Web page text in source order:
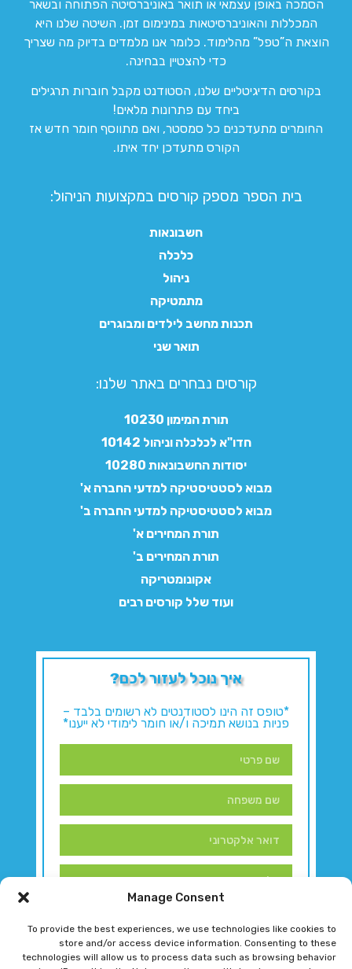
Manage Consent
To provide the best experiences, we use technologies like cookies to
store and/or access device information. Consenting to these
technologies will allow us to process data such as browsing behavior
הסמכה באופן עצמאי או תואר באוניברסיטה הפתוחה ובשאר
המכללות והאוניברסיטאות במינימום זמן. השיטה שלנו היא
הוצאת ה”טפל” מהלימוד. כלומר אנו מלמדים בדיוק מה שצריך
כדי להצטיין בבחינה.
בקורסים הדיגיטליים שלנו, הסטודנט מקבל חוברות תרגילים
ביחד עם פתרונות מלאים!
החומרים מתעדכנים כל סמסטר, ואם מתווסף חומר חדש אז
הקורס מתעדכן יחד איתו.
בית הספר מספק קורסים במקצועות הניהול:
חשבונאות
כלכלה
ניהול
מתמטיקה
תכנות מחשב לילדים ומבוגרים
תואר שני
קורסים נבחרים באתר שלנו:​
תורת המימון 10230
חדו"א לכלכלה וניהול 10142
יסודות החשבונאות 10280
מבוא לסטטיסטיקה למדעי החברה א'
מבוא לסטטיסטיקה למדעי החברה ב'
תורת המחירים א'
תורת המחירים ב'
אקונומטריקה
ועוד שלל קורסים רבים
איך נוכל לעזור לכם?
*טופס זה הינו לסטודנטים לא רשומים בלבד –
פניות בנושא תמיכה ו/או חומר לימודי לא ייענו*